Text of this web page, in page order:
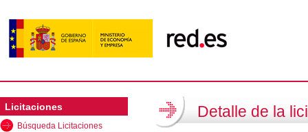
Licitaciones
Búsqueda Licitaciones
Detalle de la